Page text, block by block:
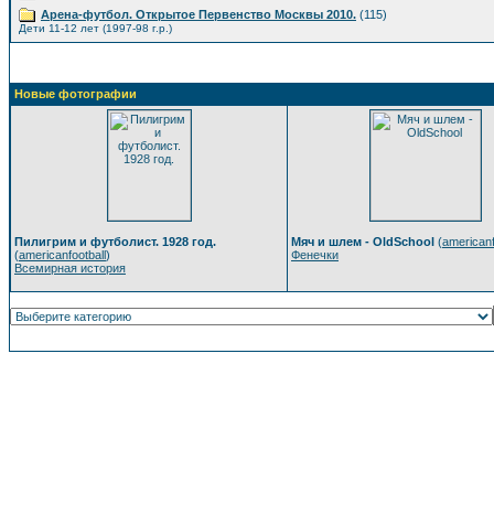
Арена-футбол. Открытое Первенство Москвы 2010. (115)
Дети 11-12 лет (1997-98 г.р.)
Новые фотографии
Пилигрим и футболист. 1928 год.
(americanfootball)
Всемирная история
Мяч и шлем - OldSchool (
Фенечки